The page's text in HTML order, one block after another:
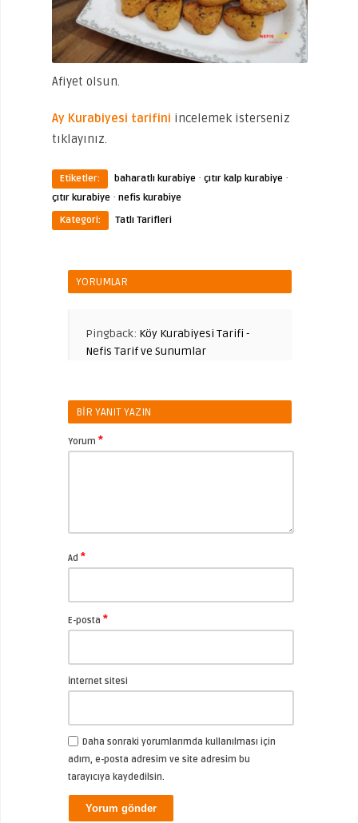
Afiyet olsun.
Ay Kurabiyesi tarifini incelemek isterseniz
tıklayınız.
Etiketler: baharatlı kurabiye · çıtır kalp kurabiye ·
çıtır kurabiye · nefis kurabiye
Kategori:
Tatlı Tarifleri
YORUMLAR
Pingback: Köy Kurabiyesi Tarifi -
Nefis Tarif ve Sunumlar
BIR YANIT YAZIN
Yorum *
Ad *
E-posta *
İnternet sitesi
Daha sonraki yorumlarımda kullanılması için
adım, e-posta adresim ve site adresim bu
tarayıcıya kaydedilsin.